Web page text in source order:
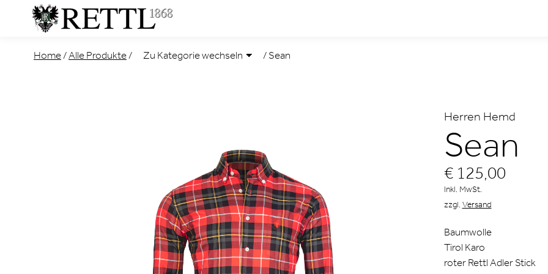
Home / Alle Produkte / / Sean
Herren Hemd
Sean
€ 125,00
Inkl. MwSt.
zzgl. Versand
Baumwolle
Tirol Karo
roter Rettl Adler Stick